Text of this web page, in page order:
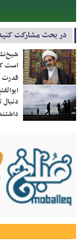
در بحث مشارکت
است
قدرت